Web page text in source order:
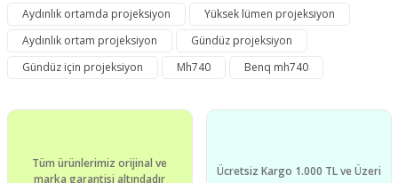
Görüş ve önerileriniz için teşekkür ederiz.
Ürün resmi kalitesiz, bozuk veya görüntülenemiyor.
Ürün bilgilerinde hatalar bulunuyor.
Bu ürüne benzer farklı alternatifler olmalı.
Aydınlık ortamda projeksiyon
Yüksek lümen projeksiyon
Aydınlık ortam projeksiyon
Gündüz projeksiyon
Gündüz için projeksiyon
Mh740 Benq mh740
Tüm ürünlerimiz orijinal ve
marka garantisi altındadır
Ücretsiz Kargo 1.000 TL ve Üzeri